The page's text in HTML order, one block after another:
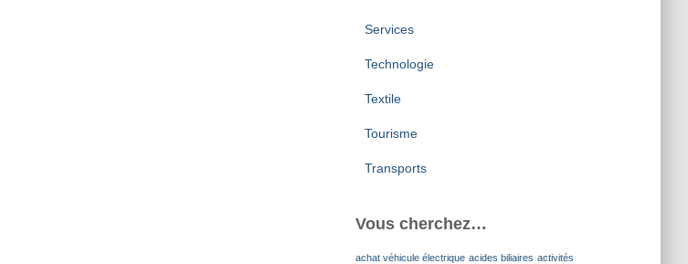
Services
Technologie
Textile
Tourisme
Transports
Vous cherchez…
achat véhicule électrique acides biliaires activités